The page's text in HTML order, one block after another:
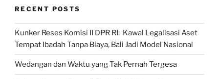
Semacam
Itu
Tidak
Pernah
Diperbolehkan”
RECENT POSTS
Kunker Reses Komisi II DPR RI: Kawal Legalisasi Aset
Tempat Ibadah Tanpa Biaya, Bali Jadi Model Nasional
Wedangan dan Waktu yang Tak Pernah Tergesa